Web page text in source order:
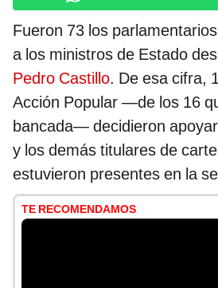
Fueron 73 los
a los ministros de Estado
Pedro Castillo. De esa cifra,
Acción Popular —de los 16
bancada— decidieron
y los demás titulares de
estuvieron presentes en la
TE RECOMENDAMOS